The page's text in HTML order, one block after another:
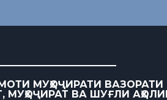
МУҲОҶИРАТИ ВАЗОРАТИ
МУҲОҶИРАТ ВА ШУҒЛИ